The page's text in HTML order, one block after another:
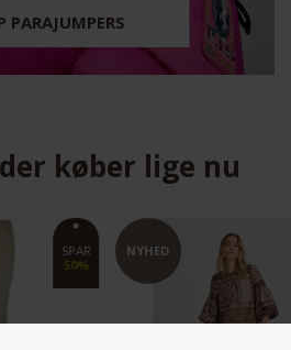
PARAJUMPERS
køber lige nu
NYHED